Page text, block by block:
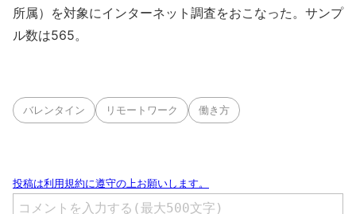
所属）を対象にインターネット調査をおこなった。サンプ
ル数は565。
バレンタイン リモートワーク 働き方